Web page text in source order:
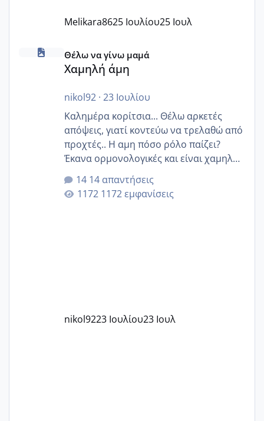
Melikara8625 Ιουλίου25 Ιουλ
Χαμηλή άμη
Θέλω να γίνω μαμά
Χαμηλή άμη
nikol92· 23 Ιουλίου
Καλημέρα κορίτσια... Θέλω αρκετές
απόψεις, γιατί κοντεύω να τρελαθώ από
προχτές.. Η αμη πόσο ρόλο παίζει?
Έκανα ορμονολογικές και είναι χαμηλή
για την ηλικία μου.. Είχα ήδη μια
εγκυμοσύνη, που έπρεπε να τερματιστεί
στην 27η εβδομάδα και προσπαθώ 7
14 απαντήσεις
1172 εμφανίσεις
nikol9223 Ιουλίου23 Ιουλ